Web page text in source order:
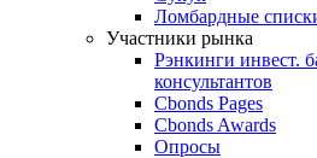
Ломбардные
Участники рынка
Рэнкинги инвест.
консультантов
Cbonds Pages
Cbonds Awards
Опросы